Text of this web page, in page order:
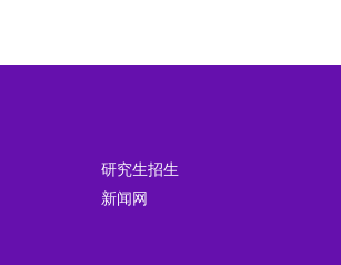
研究生招生
新闻网